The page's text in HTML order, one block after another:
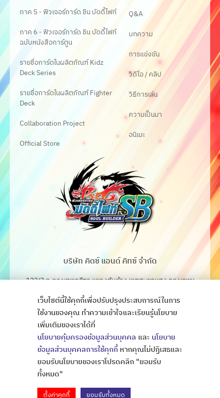
ภาค 5 - ฟิวเจอร์การ์ด ชิน บัดดี้ไฟท์
ภาค 6 - ฟิวเจอร์การ์ด ชิน บัดดี้ไฟท์
ฉบับหนังสือการ์ตูน
รายชื่อการ์ดในผลิตภัณฑ์ Kidz
Deck Series
รายชื่อการ์ดในผลิตภัณฑ์ Fighter
Deck
Collaboration Project
Official Store
Q&A
บทความ
การแข่งขัน
วิดีโอ / คลิป
วิธีการเล่น
ความเป็นมา
อนิเมะ
บริษัท คิดซ์ แอนด์ คิทซ์ จำกัด
122/3 ถ.กรุงเทพกรีฑา แขวงทับช้าง เขตสะพานสูง กรุงเทพฯ
โทร. 02-368-4106-7
Fax. 02-368-4105
Copyright © All Rights Thaibattlespiritsออกแบบเว็บไซต์
เว็บไซต์นี้ใช้คุกกี้เพื่อปรับปรุงประสบการณ์ในการ
ใช้งานของคุณ ทำความเข้าใจและเรียนรู้นโยบาย
เพิ่มเติมของเราได้ที่
นโยบายคุ้มครองข้อมูลส่วนบุคคล และ นโยบาย
ข้อมูลส่วนบุคคลการใช้คุกกี้หากคุณไม่ปฏิเสธและ
ยอมรับนโยบายของเราโปรดคลิก "ยอมรับ
ทั้งหมด"
ตั้งค่าคุกกี้ ยอมรับทั้งหมด